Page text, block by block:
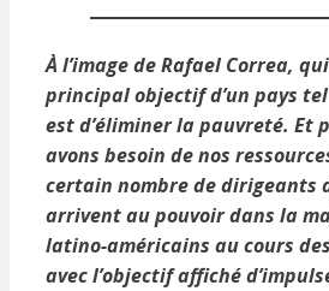
À l’image de Rafael Correa,
principal objectif d’un pays
est d’éliminer la pauvreté. Et
avons besoin de nos
certain nombre de dirigeants
arrivent au pouvoir dans la
latino-américains au cours
avec l’objectif affiché